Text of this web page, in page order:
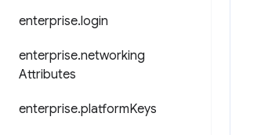
enterprise.login
enterprise.networking
Attributes
enterprise.platformKeys